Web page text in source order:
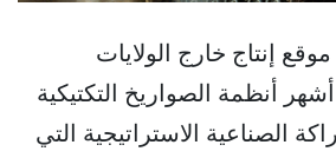
إنتاج خارج الولايات
أنظمة الصواريخ التكتيكية
الصناعية الاستراتيجية التي